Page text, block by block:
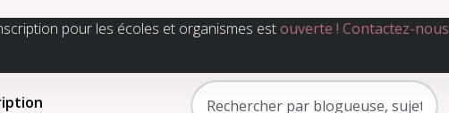
pour les écoles et organismes estouverte ! Contactez-nous